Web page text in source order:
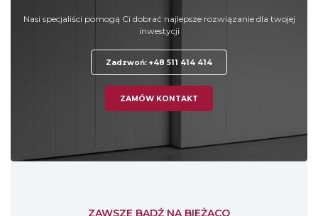
Nasi specjaliści pomogą Ci dobrać najlepsze rozwiązanie dla twojej
inwestycji
Zadzwoń: +48 511 414 414
ZAMÓW KONTAKT
ZAWSZE BĄDŹ NA BIEŻĄCO